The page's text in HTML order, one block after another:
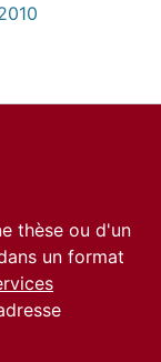
thèse ou d'un
un format